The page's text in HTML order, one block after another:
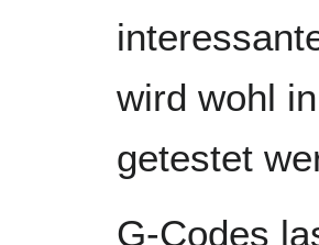
wird wohl
getestet
G-Codes